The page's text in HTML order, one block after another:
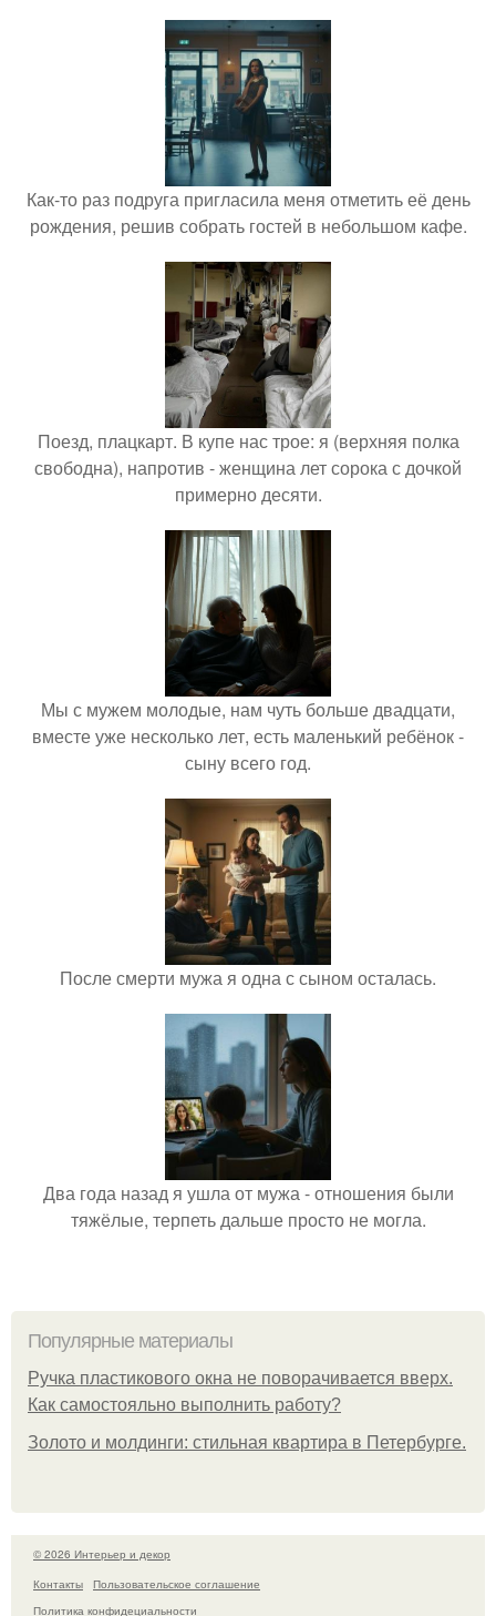
Как-то раз подруга пригласила меня отметить её день
рождения, решив собрать гостей в небольшом кафе.
Поезд, плацкарт. В купе нас трое: я (верхняя полка
свободна), напротив - женщина лет сорока с дочкой
примерно десяти.
Мы с мужем молодые, нам чуть больше двадцати,
вместе уже несколько лет, есть маленький ребёнок -
сыну всего год.
После смерти мужа я одна с сыном осталась.
Два года назад я ушла от мужа - отношения были
тяжёлые, терпеть дальше просто не могла.
Популярные материалы
Ручка пластикового окна не поворачивается вверх.
Как самостояльно выполнить работу?
Золото и молдинги: стильная квартира в Петербурге.
© 2026 Интерьер и декор
Контакты
Пользовательское соглашение
Политика конфидециальности